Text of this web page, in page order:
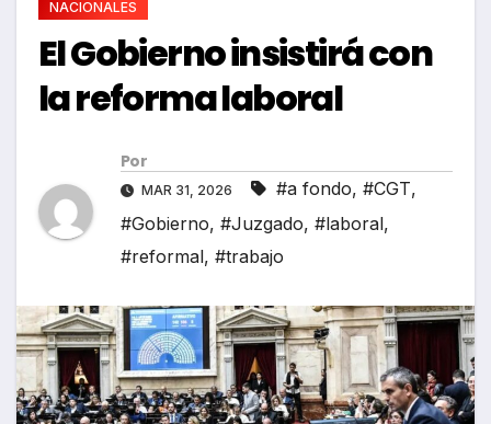
NACIONALES
El Gobierno insistirá con
la reforma laboral
Por
MAR 31, 2026 #a fondo, #CGT,
#Gobierno, #Juzgado, #laboral,
#reformal, #trabajo